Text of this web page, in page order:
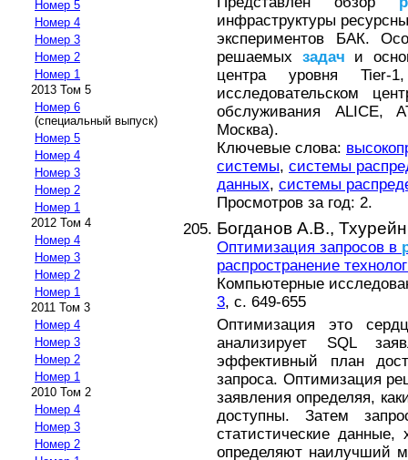
Номер 5
Номер 4
Номер 3
Номер 2
Номер 1
2013 Том 5
Номер 6
(специальный выпуск)
Номер 5
Номер 4
Номер 3
Номер 2
Номер 1
2012 Том 4
Номер 4
Номер 3
Номер 2
Номер 1
2011 Том 3
Номер 4
Номер 3
Номер 2
Номер 1
2010 Том 2
Номер 4
Номер 3
Номер 2
инфраструктуры
экспериментов БАК.
решаемых задач и
центра уровня Tier-
исследовательском
обслуживания ALICE,
Москва).
Ключевые слова:
системы, системы
данных, системы
Просмотров за год: 2.
Богданов А.В.,
Оптимизация запросов в
распространение
Компьютерные
3, с. 649-655
Оптимизация это
анализирует SQL
эффективный план
запроса. Оптимизация
заявления определяя,
доступны. Затем
статистические данные,
определяют наилучший